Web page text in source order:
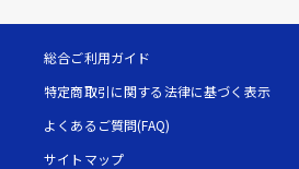
総合ご利用ガイド
特定商取引に関する法律に基づく表示
よくあるご質問(FAQ)
サイトマップ